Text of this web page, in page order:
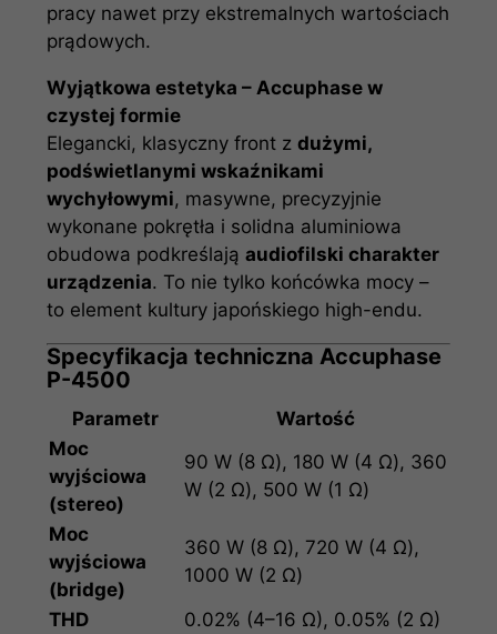
pracy nawet przy ekstremalnych wartościach
prądowych.
Wyjątkowa estetyka – Accuphase w
czystej formie
Elegancki, klasyczny front zdużymi,
podświetlanymi wskaźnikami
wychyłowymi, masywne, precyzyjnie
wykonane pokrętła i solidna aluminiowa
obudowa podkreślająaudiofilski charakter
urządzenia. To nie tylko końcówka mocy –
to element kultury japońskiego high-endu.
Specyfikacja techniczna Accuphase
P-4500
Parametr
Wartość
Moc
wyjściowa
(stereo)
90 W (8 Ω), 180 W (4 Ω), 360
W (2 Ω), 500 W (1 Ω)
Moc
wyjściowa
(bridge)
360 W (8 Ω), 720 W (4 Ω),
1000 W (2 Ω)
THD
0.02% (4–16 Ω), 0.05% (2 Ω)